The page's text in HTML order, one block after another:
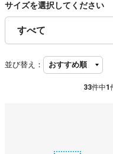
サイズを選択してください
並び替え：
33件中1